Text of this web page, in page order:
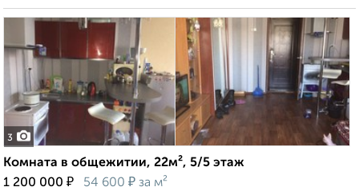
3
Комната в общежитии, 22м², 5/5 этаж
1 200 000 ₽ 54 600 ₽ за м²